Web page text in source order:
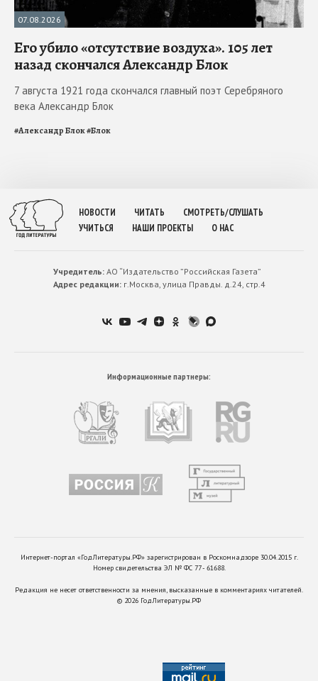
07.08.2026
Его убило «отсутствие воздуха». 105 лет
назад скончался Александр Блок
7 августа 1921 года скончался главный поэт Серебряного
века Александр Блок
#Александр Блок#Блок
НОВОСТИ ЧИТАТЬ
СМОТРЕТЬ/СЛУШАТЬ
УЧИТЬСЯ
НАШИ ПРОЕКТЫ О НАС
Учредитель:АО “Издательство ”Российская Газета”
Адрес редакции:г.Москва, улица Правды. д.24, стр.4
Информационные партнеры:
Интернет-портал «ГодЛитературы.РФ» зарегистрирован в Роскомнадзоре 30.04.2015 г.
Номер свидетельства ЭЛ № ФС 77 - 61688.
Редакция не несет ответственности за мнения, высказанные в комментариях читателей.
© 2026 ГодЛитературы.РФ